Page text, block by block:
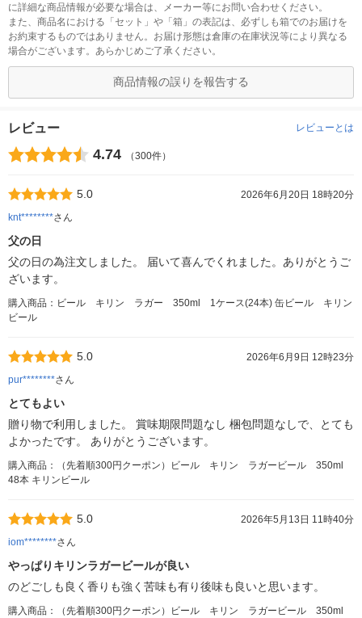
に詳細な商品情報が必要な場合は、メーカー等にお問い合わせください。
また、商品名における「セット」や「箱」の表記は、必ずしも箱でのお届けを
お約束するものではありません。お届け形態は倉庫の在庫状況等により異なる
場合がございます。あらかじめご了承ください。
商品情報の誤りを報告する
レビュー レビューとは
4.74 （300件）
5.0
2026年6月20日 18時20分
knt********さん
父の日
父の日の為注文しました。 届いて喜んでくれました。ありがとうご
ざいます。
購入商品：ビール キリン ラガー 350ml 1ケース(24本) 缶ビール キリン
ビール
5.0
2026年6月9日 12時23分
pur********さん
とてもよい
贈り物で利用しました。 賞味期限問題なし 梱包問題なしで、とても
よかったです。 ありがとうございます。
購入商品：（先着順300円クーポン）ビール キリン ラガービール 350ml
48本 キリンビール
5.0
2026年5月13日 11時40分
iom********さん
やっぱりキリンラガービールが良い
のどごしも良く香りも強く苦味も有り後味も良いと思います。
購入商品：（先着順300円クーポン）ビール キリン ラガービール 350ml